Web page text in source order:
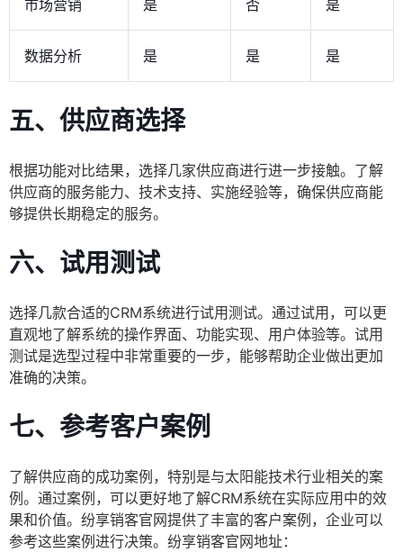
市场营销 是 否 是
数据分析 是 是 是
五、供应商选择
根据功能对比结果，选择几家供应商进行进一步接触。了解
供应商的服务能力、技术支持、实施经验等，确保供应商能
够提供长期稳定的服务。
六、试用测试
选择几款合适的CRM系统进行试用测试。通过试用，可以更
直观地了解系统的操作界面、功能实现、用户体验等。试用
测试是选型过程中非常重要的一步，能够帮助企业做出更加
准确的决策。
七、参考客户案例
了解供应商的成功案例，特别是与太阳能技术行业相关的案
例。通过案例，可以更好地了解CRM系统在实际应用中的效
果和价值。纷享销客官网提供了丰富的客户案例，企业可以
参考这些案例进行决策。纷享销客官网地址：